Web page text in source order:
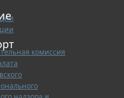
комиссия